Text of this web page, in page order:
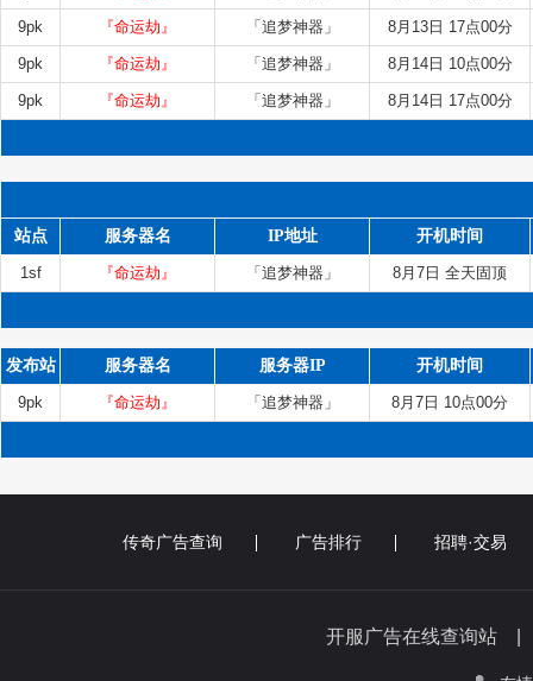
9pk 『命运劫』 「追梦神器」 8月13日 17点00分
9pk 『命运劫』 「追梦神器」 8月14日 10点00分
9pk 『命运劫』 「追梦神器」 8月14日 17点00分
站点 服务器名 IP地址 开机时间
1sf 『命运劫』 「追梦神器」 8月7日 全天固顶
发布站 服务器名 服务器IP 开机时间
9pk 『命运劫』 「追梦神器」 8月7日 10点00分
传奇广告查询 广告排行 招聘·交易
开服广告在线查询站